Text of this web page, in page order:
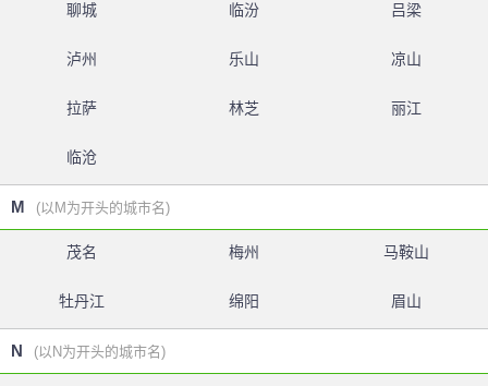
聊城 临汾 吕梁
泸州 乐山 凉山
拉萨 林芝 丽江
临沧
M (以M为开头的城市名)
茂名 梅州 马鞍山
牡丹江 绵阳 眉山
N (以N为开头的城市名)